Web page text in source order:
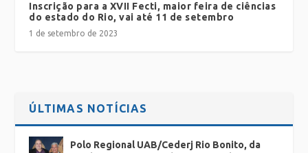
Inscrição para a XVII Fecti, maior feira de ciências
do estado do Rio, vai até 11 de setembro
1 de setembro de 2023
ÚLTIMAS NOTÍCIAS
Polo Regional UAB/Cederj Rio Bonito, da